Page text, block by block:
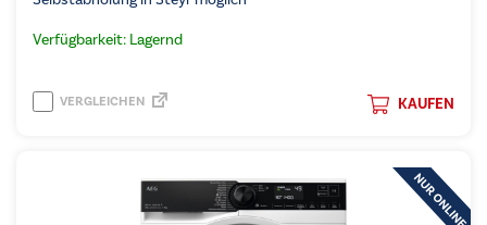
Verfügbarkeit: Lagernd
KAUFEN
VERGLEICHEN